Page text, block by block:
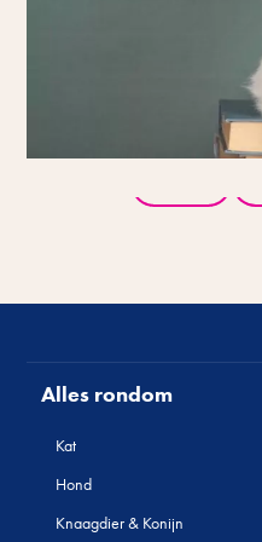
Alles rondom
Kat
Hond
Knaagdier & Konijn